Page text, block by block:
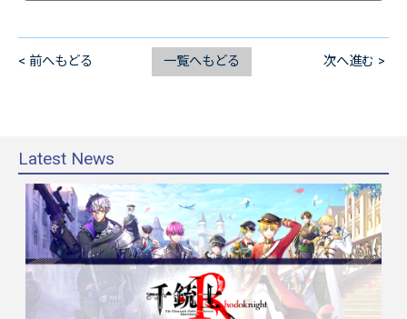
< 前へもどる 一覧へもどる 次へ進む >
Latest News